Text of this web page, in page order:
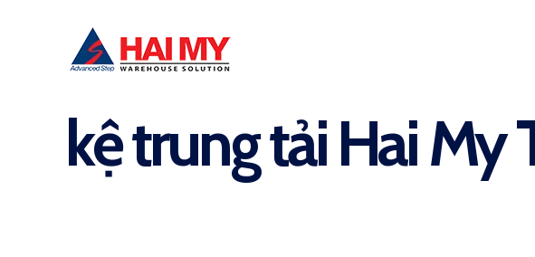
kệ trung tải Hai My